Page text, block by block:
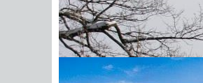
BIick vom Galgenberg auf
Hohenstadt
Ihr Name
Ihre E-Mail-Adresse*